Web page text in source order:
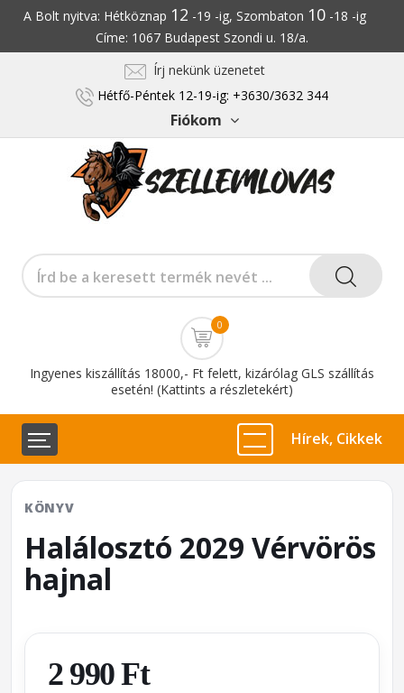
A Bolt nyitva: Hétköznap 12 -19 -ig, Szombaton 10-18 -ig
Címe: 1067 Budapest Szondi u. 18/a.
Írj nekünk üzenetet
Hétfő-Péntek 12-19-ig: +3630/3632 344
Fiókom
0
Ingyenes kiszállítás 18000,- Ft felett, kizárólag GLS szállítás
esetén! (Kattints a részletekért)
Hírek, Cikkek
KÖNYV
Halálosztó 2029 Vérvörös
hajnal
2 990 Ft